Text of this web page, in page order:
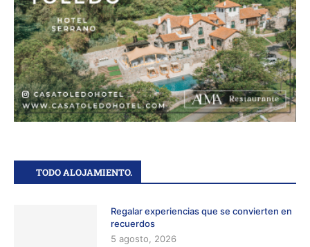
TODO ALOJAMIENTO.
Regalar experiencias que se convierten en
recuerdos
5 agosto, 2026